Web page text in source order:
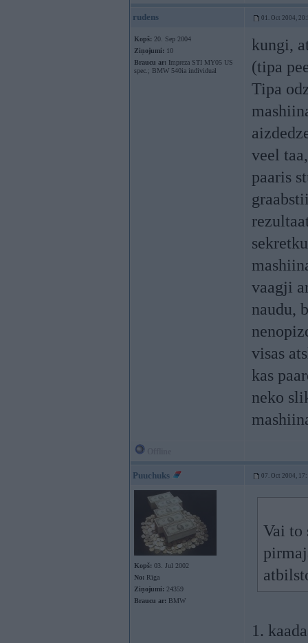
rudens 01. Oct 2004,
Kopš: 20. Sep 2004
Ziņojumi: 10
Braucu ar: Impreza STI MY05 US
spec.; BMW 540ia individual
kungi,
(tipa
Tipa
veel
paaris
vaagji
naudu,
visas
kas
neko
Puuchuks 07. Oct 2004,
Kopš: 03. Jul 2002
No: Rīga
Ziņojumi: 24359
Braucu ar: BMW
Vai to
1.